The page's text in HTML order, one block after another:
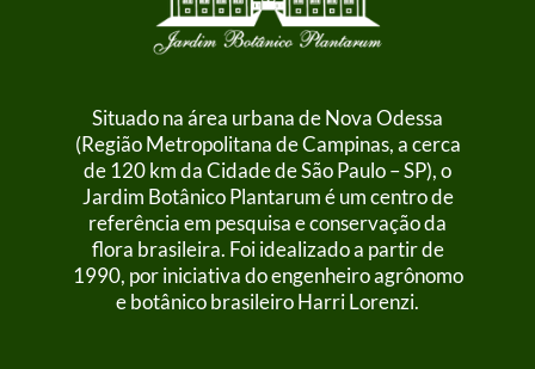
Situado na área urbana de Nova Odessa
(Região Metropolitana de Campinas, a cerca
de 120 km da Cidade de São Paulo – SP), o
Jardim Botânico Plantarum é um centro de
referência em pesquisa e conservação da
flora brasileira. Foi idealizado a partir de
1990, por iniciativa do engenheiro agrônomo
e botânico brasileiro Harri Lorenzi.